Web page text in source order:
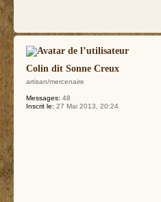
Colin dit Sonne Creux
artisan/mercenaire
Messages: 48
Inscrit le: 27 Mai 2013, 20:24